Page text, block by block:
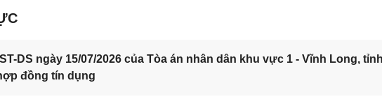
DS ngày 15/07/2026 của Tòa án nhân dân khu vực 1 - Vĩnh Long,
đồng tín dụng